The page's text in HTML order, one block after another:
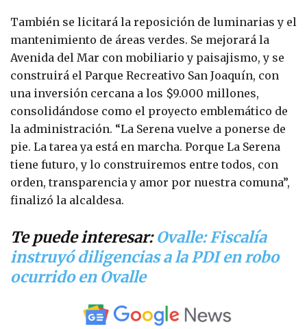
También se licitará la reposición de luminarias y el
mantenimiento de áreas verdes. Se mejorará la
Avenida del Mar con mobiliario y paisajismo, y se
construirá el Parque Recreativo San Joaquín, con
una inversión cercana a los $9.000 millones,
consolidándose como el proyecto emblemático de
la administración. “La Serena vuelve a ponerse de
pie. La tarea ya está en marcha. Porque La Serena
tiene futuro, y lo construiremos entre todos, con
orden, transparencia y amor por nuestra comuna”,
finalizó la alcaldesa.
Te puede interesar:Ovalle: Fiscalía
instruyó diligencias a la PDI en robo
ocurrido en Ovalle